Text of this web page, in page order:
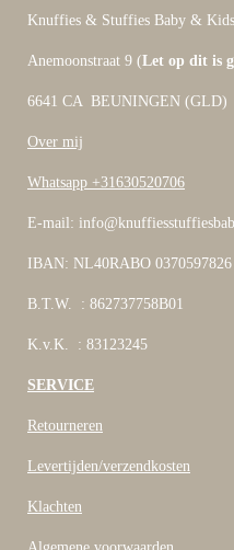
Knuffies & Stuffies Baby & Kids
Anemoonstraat 9 (Let op dit is
6641 CA BEUNINGEN (GLD)
Over mij
Whatsapp +31630520706
E-mail:
IBAN: NL40RABO 0370597826
B.T.W. : 862737758B01
K.v.K. : 83123245
SERVICE
Retourneren
Levertijden/verzendkosten
Klachten